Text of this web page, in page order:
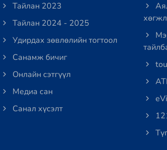
Тайлан 2023
Тайлан 2024 - 2025
Удирдах зөвлөлийн тогтоол
Санамж бичиг
Онлайн сэтгүүл
Медиа сан
Санал хүсэлт